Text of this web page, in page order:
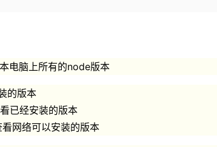
电脑上所有的node版本
的版本
已经安装的版本
网络可以安装的版本